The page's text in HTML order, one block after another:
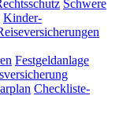
Schwere
Kinder-
Festgeldanlage
Checkliste-